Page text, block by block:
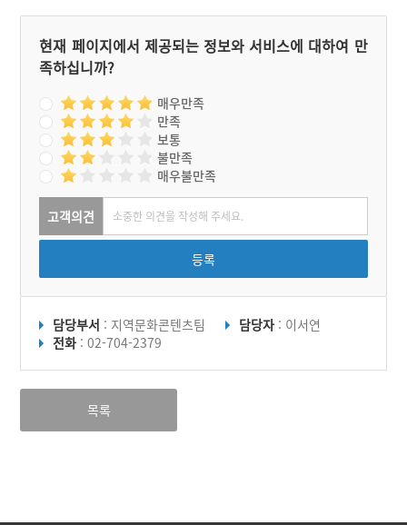
공장이 위치한 것은 영도가
천일염을 실은 선박이 드나
들기 좋은 곳이었고, 영도에
무쇠솥을 만드는 주물공장
하게 된다.
현재 페이지에서 제공되는 정보와 서비스에 대하여 만
족하십니까?
매우만족
만족
보통
불만족
매우불만족
고객의견
등록
담당부서 : 지역문화콘텐츠팀 담당자 : 이서연
전화 : 02-704-2379
목록